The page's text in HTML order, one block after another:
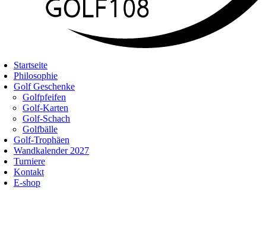
Startseite
Philosophie
Golf Geschenke
Golfpfeifen
Golf-Karten
Golf-Schach
Golfbälle
Golf-Trophäen
Wandkalender 2027
Turniere
Kontakt
E-shop